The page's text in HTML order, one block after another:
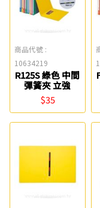
商品代號 :
10634219
R125S 綠色 中間
彈簧夾 立強
$35